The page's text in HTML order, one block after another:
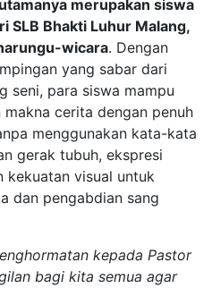
merupakan siswa
SLB Bhakti Luhur Malang,
wicara. Dengan
yang sabar dari
seni, para siswa mampu
cerita dengan penuh
menggunakan kata-kata
gerak tubuh, ekspresi
kekuatan visual untuk
dan pengabdian sang
kepada Pastor
bagi kita semua agar